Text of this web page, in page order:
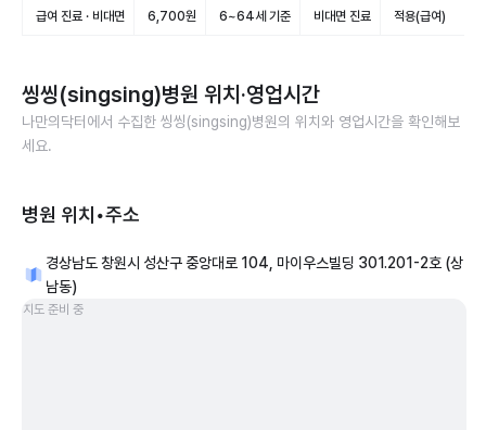
급여 진료 · 비대면 6,700원 6~64세 기준 비대면 진료 적용(급여)
씽씽(singsing)병원 위치·영업시간
나만의닥터에서 수집한 씽씽(singsing)병원의 위치와 영업시간을 확인해보
세요.
병원 위치•주소
경상남도 창원시 성산구 중앙대로 104, 마이우스빌딩 301.201-2호 (상
남동)
지도 준비 중